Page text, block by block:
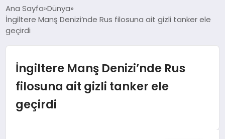
ANA SAYFA
GÜNDEM
İZMIR HABERLERI
Ana Sayfa Dünya
İngiltere Manş Denizi’nde Rus filosuna ait gizli tanker ele
geçirdi
İngiltere Manş Denizi’nde Rus
filosuna ait gizli tanker ele
geçirdi